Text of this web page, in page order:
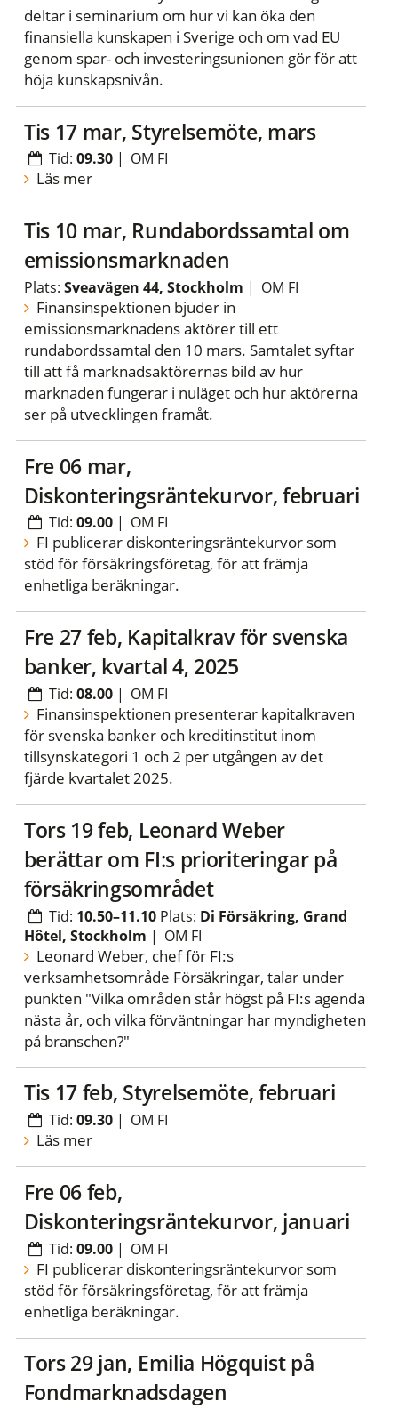
deltar i seminarium om hur vi kan öka den
finansiella kunskapen i Sverige och om vad EU
genom spar- och investeringsunionen gör för att
höja kunskapsnivån.
tis 17 mar, Styrelsemöte, mars
Tid:09.30 | OM FI
Läs mer
tis 10 mar, Rundabordssamtal om
emissionsmarknaden
Plats: Sveavägen 44, Stockholm | OM FI
Finansinspektionen bjuder in
emissionsmarknadens aktörer till ett
rundabordssamtal den 10 mars. Samtalet syftar
till att få marknadsaktörernas bild av hur
marknaden fungerar i nuläget och hur aktörerna
ser på utvecklingen framåt.
fre 06 mar,
Diskonteringsräntekurvor, februari
Tid:09.00 | OM FI
FI publicerar diskonteringsräntekurvor som
stöd för försäkringsföretag, för att främja
enhetliga beräkningar.
fre 27 feb, Kapitalkrav för svenska
banker, kvartal 4, 2025
Tid:08.00 | OM FI
Finansinspektionen presenterar kapitalkraven
för svenska banker och kreditinstitut inom
tillsynskategori 1 och 2 per utgången av det
fjärde kvartalet 2025.
tors 19 feb, Leonard Weber
berättar om FI:s prioriteringar på
försäkringsområdet
Tid: 10.50–11.10 Plats: Di Försäkring, Grand
Hôtel, Stockholm | OM FI
Leonard Weber, chef för FI:s
verksamhetsområde Försäkringar, talar under
punkten "Vilka områden står högst på FI:s agenda
nästa år, och vilka förväntningar har myndigheten
på branschen?"
tis 17 feb, Styrelsemöte, februari
Tid:09.30 | OM FI
Läs mer
fre 06 feb,
Diskonteringsräntekurvor, januari
Tid:09.00 | OM FI
FI publicerar diskonteringsräntekurvor som
stöd för försäkringsföretag, för att främja
enhetliga beräkningar.
tors 29 jan, Emilia Högquist på
Fondmarknadsdagen